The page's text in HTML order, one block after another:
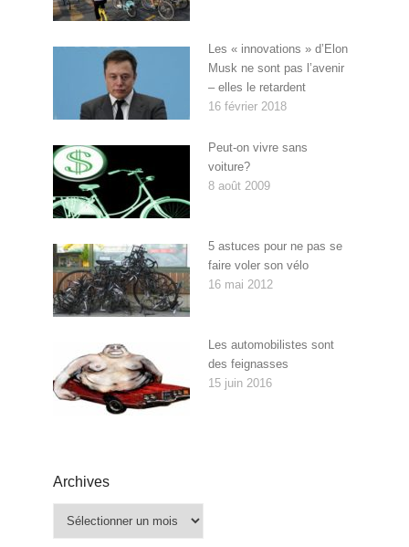
Les « innovations » d’Elon
Musk ne sont pas l’avenir
– elles le retardent
16 février 2018
Peut-on vivre sans
voiture?
8 août 2009
5 astuces pour ne pas se
faire voler son vélo
16 mai 2012
Les automobilistes sont
des feignasses
15 juin 2016
Archives
Archives